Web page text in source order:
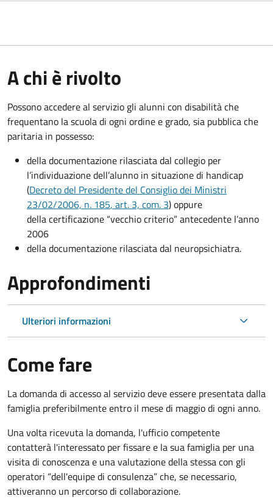
A chi è rivolto
Possono accedere al servizio gli alunni con disabilità che
frequentano la scuola di ogni ordine e grado, sia pubblica che
paritaria in possesso:
della documentazione rilasciata dal collegio per
l’individuazione dell’alunno in situazione di handicap
(Decreto del Presidente del Consiglio dei Ministri
23/02/2006, n. 185, art. 3, com. 3) oppure
della certificazione “vecchio criterio” antecedente l’anno
2006
della documentazione rilasciata dal neuropsichiatra.
Approfondimenti
Ulteriori informazioni
Come fare
La domanda di accesso al servizio deve essere presentata dalla
famiglia preferibilmente entro il mese di maggio di ogni anno.
Una volta ricevuta la domanda, l'ufficio competente
contatterà l'interessato per fissare e la sua famiglia per una
visita di conoscenza e una valutazione della stessacon gli
operatori “dell'equipe di consulenza” che, se necessario,
attiveranno un percorso di collaborazione.